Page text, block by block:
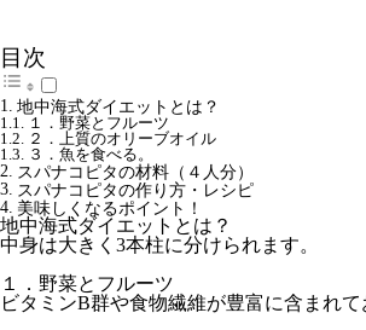
目次
地中海式ダイエットとは？
１．野菜とフルーツ
２．上質のオリーブオイル
３．魚を食べる。
スパナコピタの材料（４人分）
スパナコピタの作り方・レシピ
美味しくなるポイント！
地中海式ダイエットとは？
中身は大きく3本柱に分けられます。
１．野菜とフルーツ
ビタミンB群や食物繊維が豊富に含まれ